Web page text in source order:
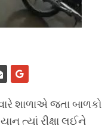
શાળાએ જતા બાળકો
ત્યાં રીક્ષા લઈને